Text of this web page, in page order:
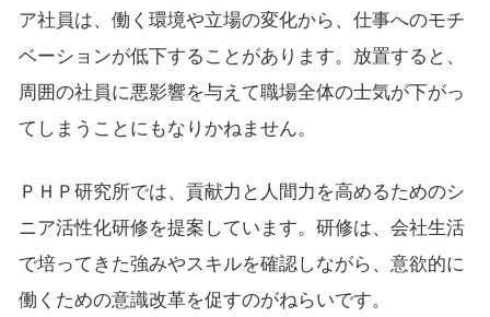
ア社員は、働く環境や立場の変化から、仕事へのモチ
ベーションが低下することがあります。放置すると、
周囲の社員に悪影響を与えて職場全体の士気が下がっ
てしまうことにもなりかねません。
ＰＨＰ研究所では、貢献力と人間力を高めるためのシ
ニア活性化研修を提案しています。研修は、会社生活
で培ってきた強みやスキルを確認しながら、意欲的に
働くための意識改革を促すのがねらいです。